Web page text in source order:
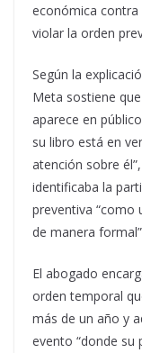
económica contra
violar la orden
Según la
Meta sostiene
aparece en
su libro está en
atención sobre
identificaba la
preventiva “como
de manera
El abogado
orden temporal
más de un año y
evento “donde su